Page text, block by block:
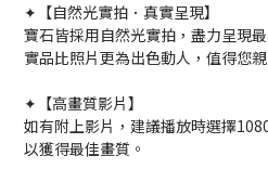
✦【自然光實拍．真實呈現】
寶石皆採用自然光實拍，盡力呈現
實品比照片更為出色動人，值得您親
✦【高畫質影片】
如有附上影片，建議播放時選擇
以獲得最佳畫質。